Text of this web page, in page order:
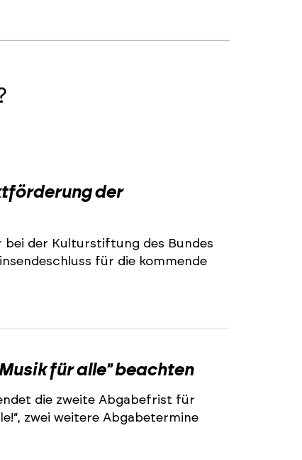
der
bei der Kulturstiftung des Bundes
für die kommende
für alle" beachten
die zweite Abgabefrist für
zwei weitere Abgabetermine